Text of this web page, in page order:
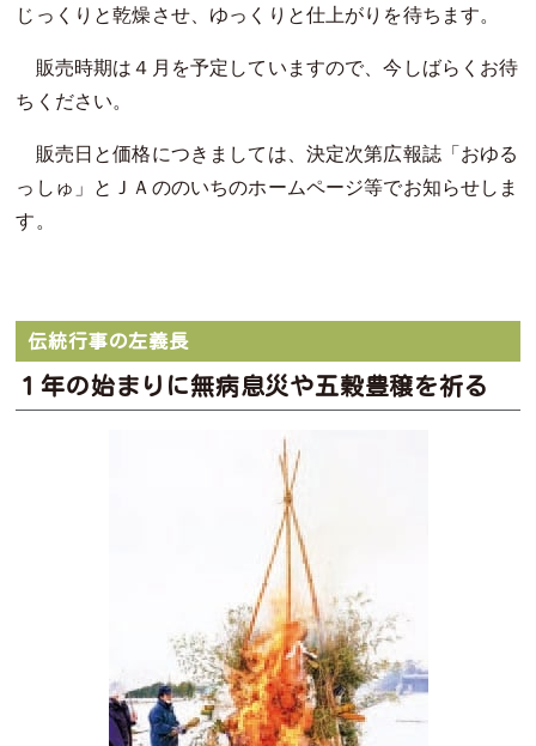
じっくりと乾燥させ、ゆっくりと仕上がりを待ちます。
販売時期は４月を予定していますので、今しばらくお待
ちください。
販売日と価格につきましては、決定次第広報誌「おゆる
っしゅ」とＪＡののいちのホームページ等でお知らせしま
す。
伝統行事の左義長
１年の始まりに無病息災や五穀豊穣を祈る